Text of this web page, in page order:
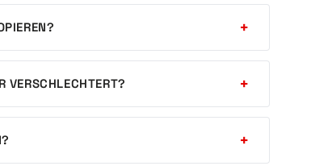
VERSCHLECHTERT?